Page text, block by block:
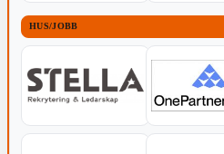
HUS/JOBB